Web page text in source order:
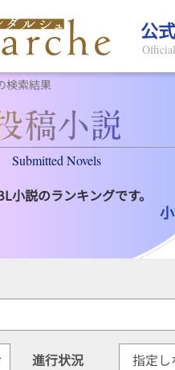
公
検索結果
Submitted Novels
小説のランキングです。
進行状況